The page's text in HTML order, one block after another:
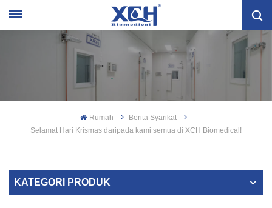
Rumah
Berita Syarikat
Selamat Hari Krismas daripada kami semua di XCH Biomedical!
KATEGORI PRODUK